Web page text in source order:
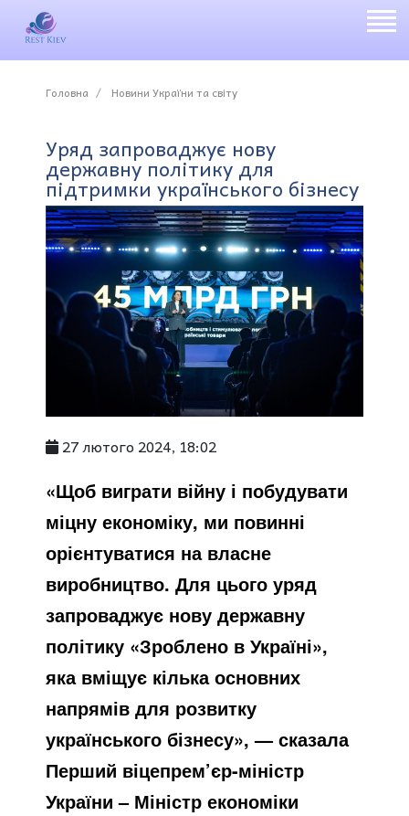
Головна Новини України та світу
Уряд запроваджує нову
державну політику для
підтримки українського бізнесу
27 лютого 2024, 18:02
«Щоб виграти війну і побудувати
міцну економіку, ми повинні
орієнтуватися на власне
виробництво. Для цього уряд
запроваджує нову державну
політику «Зроблено в Україні»,
яка вміщує кілька основних
напрямів для розвитку
українського бізнесу», — сказала
Перший віцепрем’єр-міністр
України – Міністр економіки